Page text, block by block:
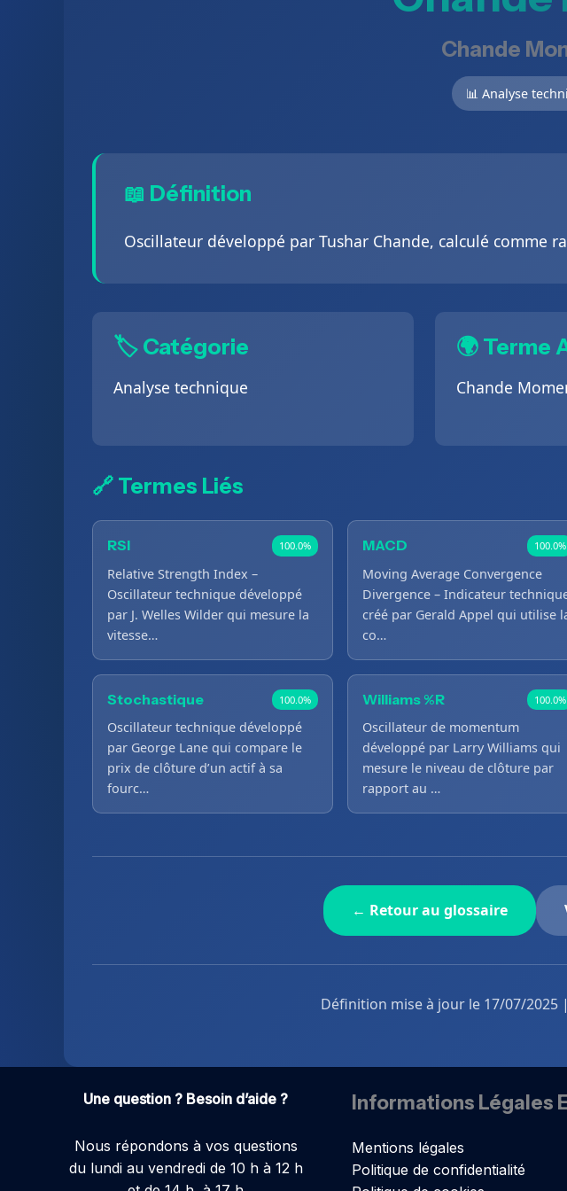
Chande
📊 Analyse
📖 Définition
Oscillateur développé par Tushar Chande, calculé comme
🏷️ Catégorie
Analyse technique
🌍 Terme
Chande
🔗 Termes Liés
RSI 100.0%
Relative Strength Index –
Oscillateur technique développé
par J. Welles Wilder qui mesure la
vitesse…
MACD 100.0%
Moving Average Convergence
Divergence – Indicateur
créé par Gerald Appel qui utilise
co…
Stochastique 100.0%
Oscillateur technique développé
par George Lane qui compare le
prix de clôture d’un actif à sa
fourc…
Williams %R 100.0%
Oscillateur de momentum
développé par Larry Williams qui
mesure le niveau de clôture par
rapport au …
← Retour au glossaire
Définition mise à jour le 17/07/2025 |
Une question ? Besoin d’aide ?
Nous répondons à vos questions
du lundi au vendredi de 10 h à 12 h
Informations Légales
Mentions légales
Politique de confidentialité